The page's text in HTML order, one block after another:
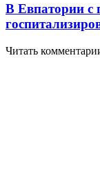
В Евпатории с
Читать